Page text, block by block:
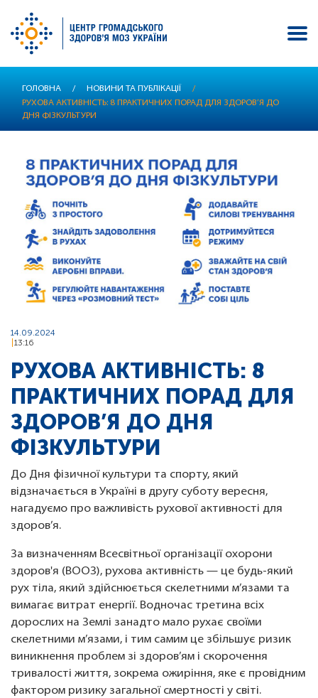
ГОЛОВНА / НОВИНИ ТА ПУБЛІКАЦІЇ
/
РУХОВА АКТИВНІСТЬ: 8 ПРАКТИЧНИХ ПОРАД ДЛЯ ЗДОРОВ’Я ДО
ДНЯ ФІЗКУЛЬТУРИ
14.09.2024
13:16
РУХОВА АКТИВНІСТЬ: 8
ПРАКТИЧНИХ ПОРАД ДЛЯ
ЗДОРОВ’Я ДО ДНЯ
ФІЗКУЛЬТУРИ
До Дня фізичної культури та спорту, який
відзначається в Україні в другу суботу вересня,
нагадуємо про важливість рухової активності для
здоров’я.
За визначенням Всесвітньої організації охорони
здоров'я (ВООЗ), рухова активність — це будь-який
рух тіла, який здійснюється скелетними м’язами та
вимагає витрат енергії. Водночас третина всіх
дорослих на Землі занадто мало рухає своїми
скелетними м’язами, і тим самим це збільшує ризик
виникнення проблем зі здоров’ям і скорочення
тривалості життя, зокрема ожиріння, яке є провідним
фактором ризику загальної смертності у світі.